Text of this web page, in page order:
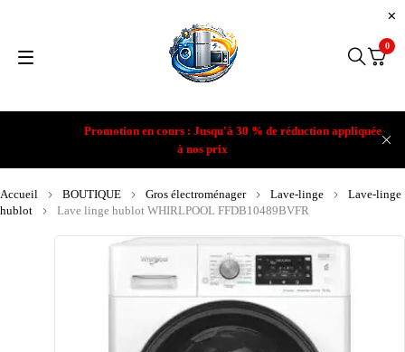
Promotion en cours : Jusqu'à 30 % de réduction appliquée
à nos prix
0
Accueil BOUTIQUE Gros électroménager Lave-linge
Lave-linge
hublot
Lave linge hublot WHIRLPOOL FFDB10489BVFR